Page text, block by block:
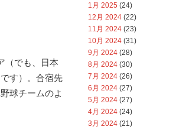
（でも、日本
す）。合宿先
球チームのよ
1月 2025 (24)
12月 2024 (22)
11月 2024 (23)
10月 2024 (31)
9月 2024 (28)
8月 2024 (30)
7月 2024 (26)
6月 2024 (27)
5月 2024 (27)
4月 2024 (24)
3月 2024 (21)